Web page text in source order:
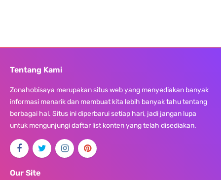
Tentang Kami
Zonahobisaya merupakan situs web yang menyediakan banyak
informasi menarik dan membuat kita lebih banyak tahu tentang
berbagai hal. Situs ini diperbarui setiap hari, jadi jangan lupa
untuk mengunjungi daftar list konten yang telah disediakan.
Our Site